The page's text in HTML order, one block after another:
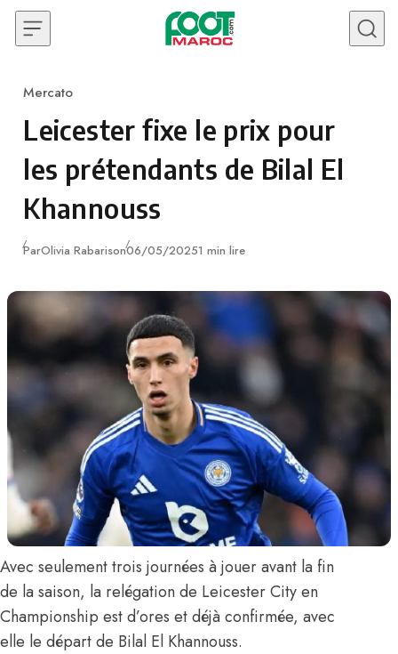
Skip to content
Category
Mercato
Leicester fixe le prix pour
les prétendants de Bilal El
Khannouss
ParOlivia RabarisonPublié
06/05/20251 min lire
Avec seulement trois journées à jouer avant la fin
de la saison, la relégation de Leicester City en
Championship est d’ores et déjà confirmée, avec
elle le départ de Bilal El Khannouss.